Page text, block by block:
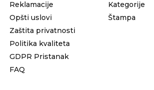
Reklamacije
Opšti uslovi
Zaštita privatnosti
Politika kvaliteta
GDPR Pristanak
FAQ
Kategorije
Štampa